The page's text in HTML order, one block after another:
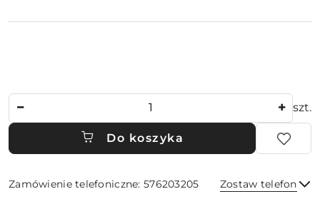
szt.
Do koszyka
Zamówienie telefoniczne: 576203205 Zostaw telefon